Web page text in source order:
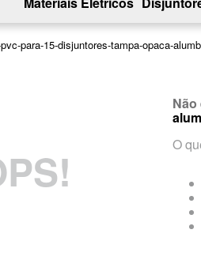
para-15-disjuntores-tampa-opaca-
O